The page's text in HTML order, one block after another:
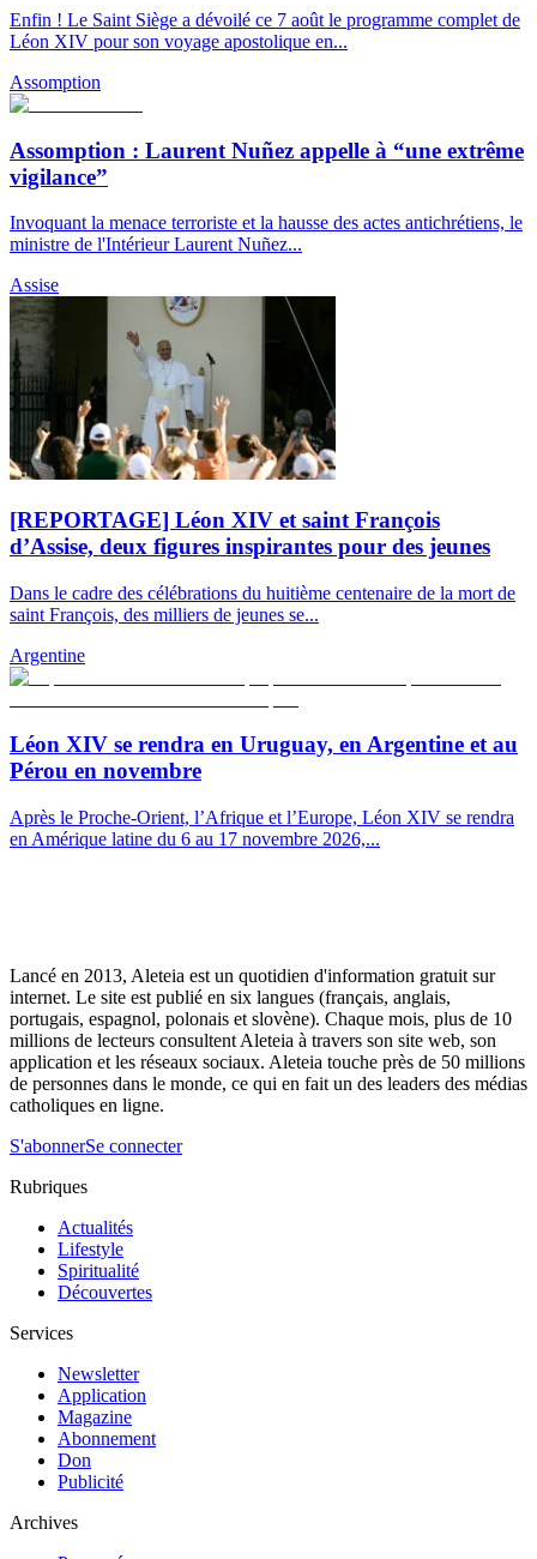
Enfin ! Le Saint Siège a dévoilé ce 7 août le programme complet de
Léon XIV pour son voyage apostolique en...
Assomption
Assomption : Laurent Nuñez appelle à “une extrême
vigilance”
Invoquant la menace terroriste et la hausse des actes antichrétiens, le
ministre de l'Intérieur Laurent Nuñez...
Assise
[REPORTAGE] Léon XIV et saint François
d’Assise, deux figures inspirantes pour des jeunes
Dans le cadre des célébrations du huitième centenaire de la mort de
saint François, des milliers de jeunes se...
Argentine
Léon XIV se rendra en Uruguay, en Argentine et au
Pérou en novembre
Après le Proche-Orient, l’Afrique et l’Europe, Léon XIV se rendra
en Amérique latine du 6 au 17 novembre 2026,...
Lancé en 2013, Aleteia est un quotidien d'information gratuit sur
internet. Le site est publié en six langues (français, anglais,
portugais, espagnol, polonais et slovène). Chaque mois, plus de 10
millions de lecteurs consultent Aleteia à travers son site web, son
application et les réseaux sociaux. Aleteia touche près de 50 millions
de personnes dans le monde, ce qui en fait un des leaders des médias
catholiques en ligne.
S'abonnerSe connecter
Rubriques
Actualités
Lifestyle
Spiritualité
Découvertes
Services
Newsletter
Application
Magazine
Abonnement
Don
Publicité
Archives